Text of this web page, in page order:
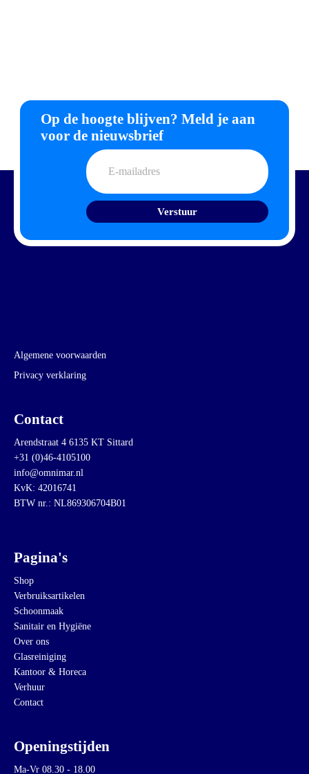
Op de hoogte blijven? Meld je aan
voor de nieuwsbrief
E-
mailadres
Algemene voorwaarden
Privacy verklaring
Contact
Arendstraat 4 6135 KT Sittard
+31 (0)46-4105100
info@omnimar.nl
KvK: 42016741
BTW nr.: NL869306704B01
Pagina's
Shop
Verbruiksartikelen
Schoonmaak
Sanitair en Hygiëne
Over ons
Glasreiniging
Kantoor & Horeca
Verhuur
Contact
Openingstijden
Ma-Vr 08.30 - 18.00